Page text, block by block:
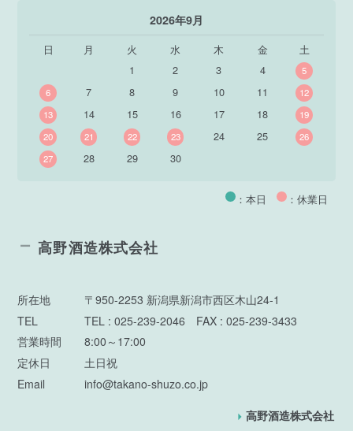
2026年9月
日 月 火 水 木 金
土
1
2 3 4
5
6
7 8 9 10 11
12
13
14 15 16 17 18
19
20
21 22 23 24 25
26
27
28 29 30
：本日 ：休業日
高野酒造株式会社
所在地
〒950-2253 新潟県新潟市西区木山24-1
TEL
TEL : 025-239-2046 FAX : 025-239-3433
営業時間
8:00～17:00
定休日
土日祝
Email
info@takano-shuzo.co.jp
高野酒造株式会社